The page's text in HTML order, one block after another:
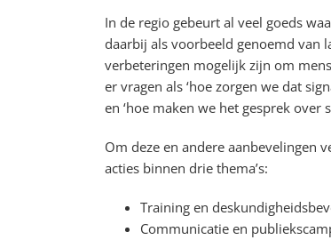
In de regio gebeurt al veel goeds
daarbij als voorbeeld genoemd van
verbeteringen mogelijk zijn om
er vragen als ‘hoe zorgen we dat
en ‘hoe maken we het gesprek over
Om deze en andere aanbevelingen
acties binnen drie thema’s:
Training en
Communicatie en